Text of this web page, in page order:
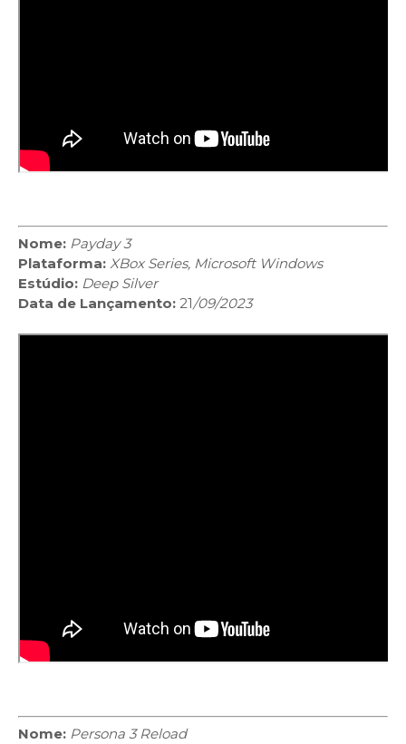
Nome: Payday 3
Plataforma: XBox Series, Microsoft Windows
Estúdio: Deep Silver
Data de Lançamento: 21/09/2023
Nome: Persona 3 Reload